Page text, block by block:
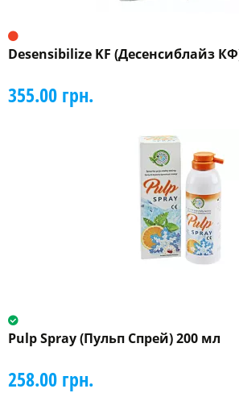
Desensibilize KF (Десенсиблайз
355.00 грн.
Pulp Spray (Пульп Спрей) 200 мл
258.00 грн.